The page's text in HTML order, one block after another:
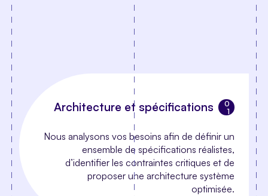
Architecture et spécifications
Nous analysons vos besoins afin de définir un
ensemble de spécifications réalistes,
d’identifier les contraintes critiques et de
proposer une architecture système
optimisée.